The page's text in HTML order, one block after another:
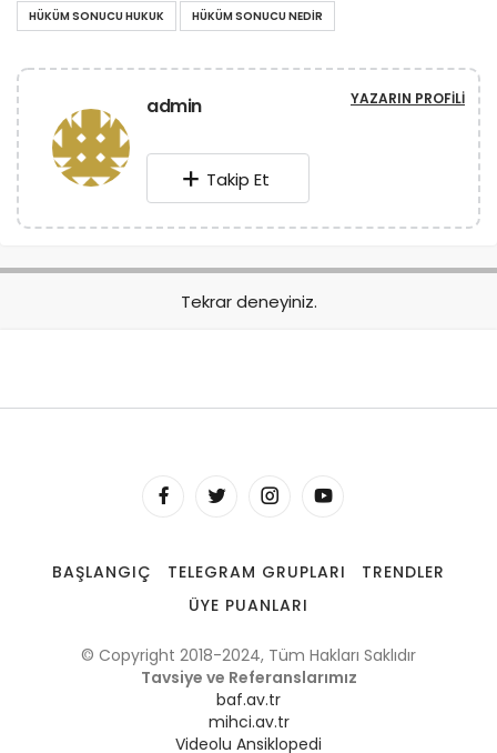
HÜKÜM SONUCU HUKUK
HÜKÜM SONUCU NEDIR
admin YAZARIN PROFILI
Takip Et
Tekrar deneyiniz.
BAŞLANGIÇ TELEGRAM GRUPLARI
TRENDLER
ÜYE PUANLARI
© Copyright 2018-2024, Tüm Hakları Saklıdır
Tavsiye ve Referanslarımız
baf.av.tr
mihci.av.tr
Videolu Ansiklopedi